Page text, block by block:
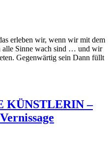
erleben wir, wenn wir mit dem
Sinne wach sind … und wir
Gegenwärtig sein Dann füllt
KÜNSTLERIN –